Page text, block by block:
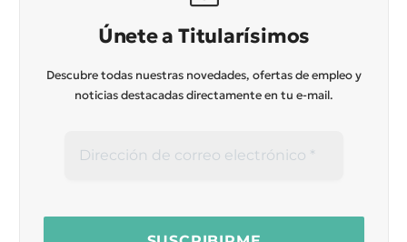
Únete a Titularísimos
Descubre todas nuestras novedades, ofertas de empleo y
noticias destacadas directamente en tu e-mail.